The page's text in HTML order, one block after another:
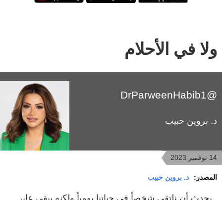
ولا في الأحلام
@DrParweenHabib1
د. بروين حبيب
14 نوفمبر 2023
المصدر: د. بروين حبيب
يحدث أن نلتقي شخصاً في حياتنا يومياً ولكنه يبقى عابر